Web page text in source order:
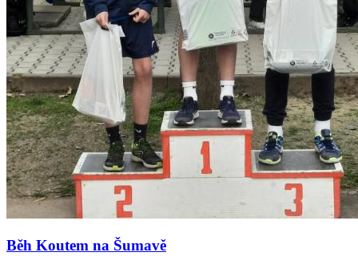
Běh Koutem na Šumavě